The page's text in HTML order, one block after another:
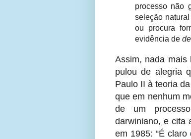
processo não
seleção
ou procura
evidência de
Assim, nada mais
pulou de alegria
Paulo II à teoria
que em nenhum
de um
darwiniano, e cita
em 1985: “É